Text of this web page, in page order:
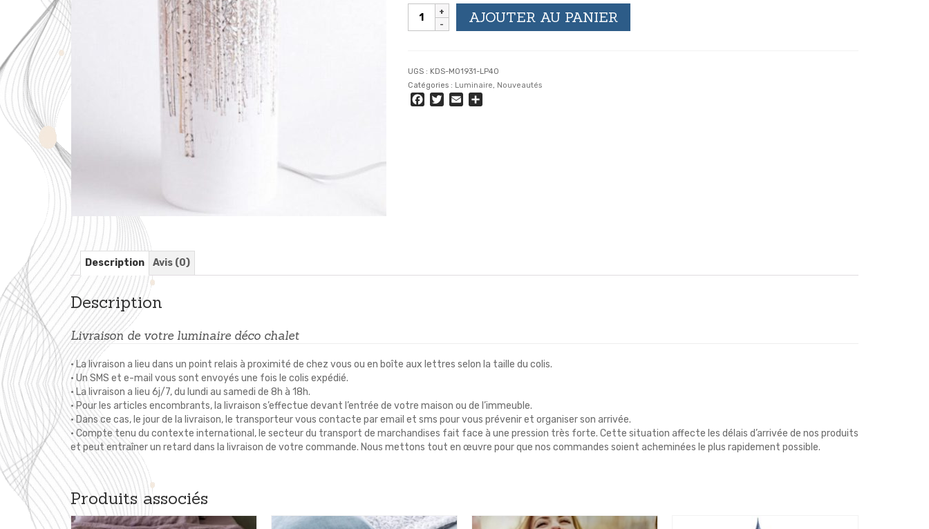
quantité
Bureau
-
AJOUTER AU PANIER
UGS : KDS-MO1931-LP40
Catégories : Luminaire, Nouveautés
Facebook
Twitter
Email
Description Avis (0)
Description
Livraison de votre luminaire déco chalet
• La livraison a lieu dans un point relais à proximité de chez vous ou en boîte aux lettres selon la taille du colis.
• Un SMS et e-mail vous sont envoyés une fois le colis expédié.
• La livraison a lieu 6j/7, du lundi au samedi de 8h à 18h.
• Pour les articles encombrants, la livraison s’effectue devant l’entrée de votre maison ou de l’immeuble.
• Dans ce cas, le jour de la livraison, le transporteur vous contacte par email et sms pour vous prévenir et organiser son arrivée.
• Compte tenu du contexte international, le secteur du transport de marchandises fait face à une pression très forte. Cette situation affecte les délais d’arrivée de nos produits
et peut entraîner un retard dans la livraison de votre commande. Nous mettons tout en œuvre pour que nos commandes soient acheminées le plus rapidement possible.
Produits associés